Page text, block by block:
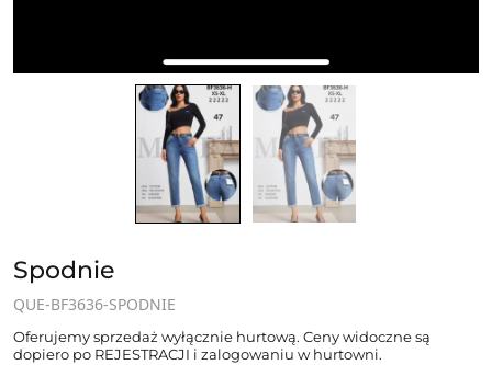
Spodnie
QUE-BF3636-SPODNIE
Oferujemy sprzedaż wyłącznie hurtową. Ceny widoczne są
dopiero po REJESTRACJI i zalogowaniu w hurtowni.